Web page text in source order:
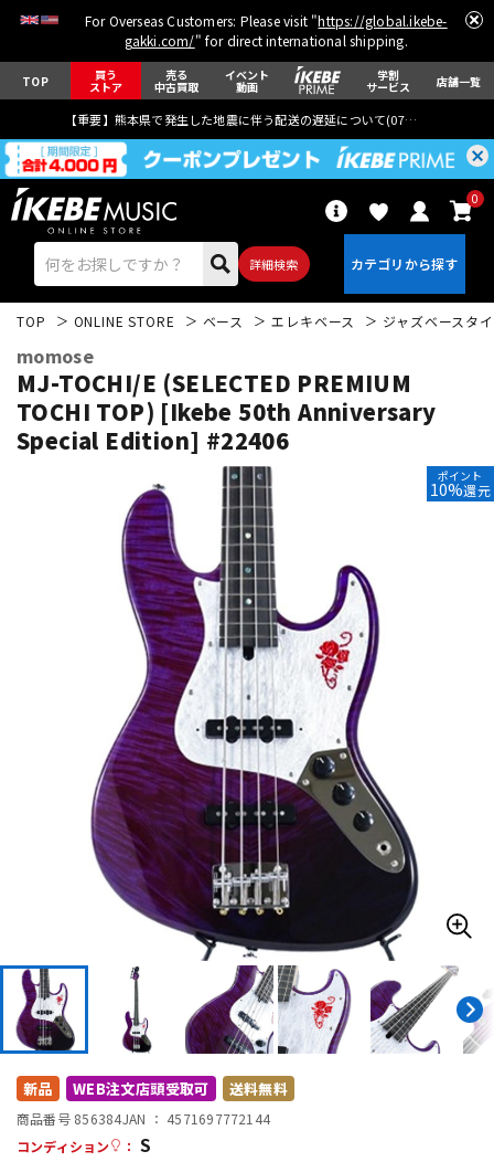
For Overseas Customers: Please visit "https://global.ikebe-
gakki.com/" for direct international shipping.
TOP 買う
ストア
売る
中古買取
イベント
動画
学割
サービス 店舗一覧
【重要】熊本県で発生した地震に伴う配送の遅延について(07月29日
詳細検索
0
エレキギター
ベース
ドラム パーカッション
キーボード 電子ピアノ
管楽器 その他楽器
アンプ エフェクター
DTM オンライン納品 レコーディング機器
配信/ライブ機器
TOP ONLINE STORE ベース エレキベース ジャズベースタ
momose
MJ-TOCHI/E (SELECTED PREMIUM
TOCHI TOP) [Ikebe 50th Anniversary
Special Edition] #22406
ポイント
10%還元
新品 WEB注文店頭受取可 送料無料
商品番号 856384JAN ： 4571697772144
コンディション
： S